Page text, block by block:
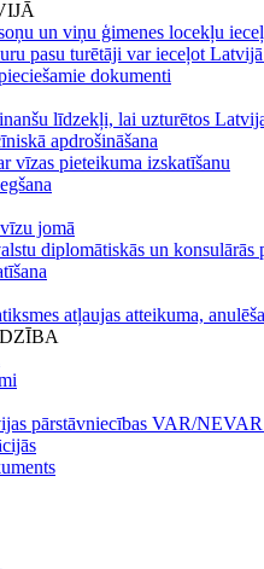
un viņu ģimenes locekļu
pasu turētāji var ieceļot
dokumenti
līdzekļi, lai uzturētos
apdrošināšana
vīzas pieteikuma izskatīšanu
jomā
diplomātiskās un
atļaujas atteikuma,
pārstāvniecības VAR/